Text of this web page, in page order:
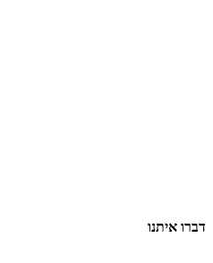
דברו איתנו